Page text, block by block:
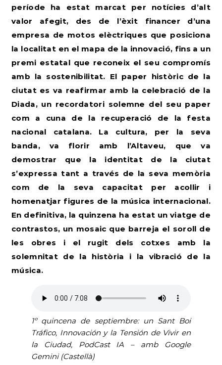
període ha estat marcat per notícies d’alt
valor afegit, des de l’èxit financer d’una
empresa de motos elèctriques que posiciona
la localitat en el mapa de la innovació, fins a un
premi estatal que reconeix el seu compromís
amb la sostenibilitat. El paper històric de la
ciutat es va reafirmar amb la celebració de la
Diada, un recordatori solemne del seu paper
com a cuna de la recuperació de la festa
nacional catalana. La cultura, per la seva
banda, va florir amb l’Altaveu, que va
demostrar que la identitat de la ciutat
s’expressa tant a través de la seva memòria
com de la seva capacitat per acollir i
homenatjar figures de la música internacional.
En definitiva, la quinzena ha estat un viatge de
contrastos, un mosaic que barreja el soroll de
les obres i el rugit dels cotxes amb la
solemnitat de la història i la vibració de la
música.
1º quincena de septiembre: un Sant Boi
Tráfico, Innovación y la Tensión de Vivir en
la Ciudad, PodCast IA – amb Google
Gemini (Castellà)